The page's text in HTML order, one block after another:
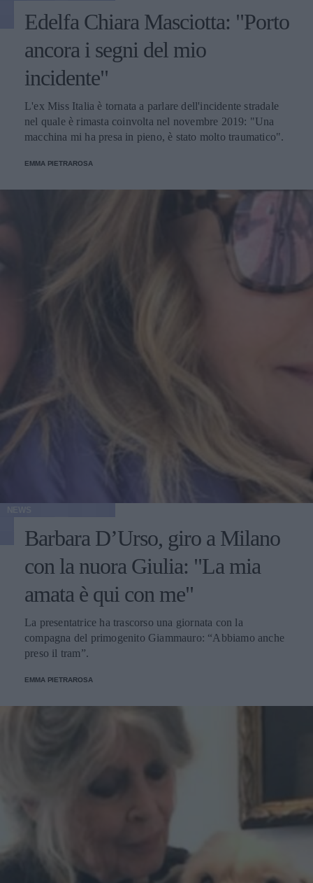
Edelfa Chiara Masciotta: "Porto
ancora i segni del mio
incidente"
L'ex Miss Italia è tornata a parlare dell'incidente stradale
nel quale è rimasta coinvolta nel novembre 2019: "Una
macchina mi ha presa in pieno, è stato molto traumatico".
EMMA PIETRAROSA
Barbara D’Urso, giro a Milano
con la nuora Giulia: "La mia
amata è qui con me"
La presentatrice ha trascorso una giornata con la
compagna del primogenito Giammauro: “Abbiamo anche
preso il tram”.
EMMA PIETRAROSA